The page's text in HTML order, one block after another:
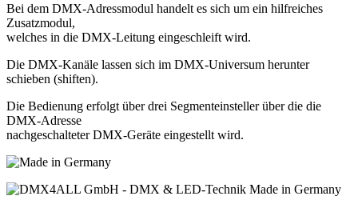
Bei dem DMX-Adressmodul handelt es sich um ein hilfreiches
Zusatzmodul,
welches in die DMX-Leitung eingeschleift wird.
Die DMX-Kanäle lassen sich im DMX-Universum herunter
schieben (shiften).
Die Bedienung erfolgt über drei Segmenteinsteller über die die
DMX-Adresse
nachgeschalteter DMX-Geräte eingestellt wird.